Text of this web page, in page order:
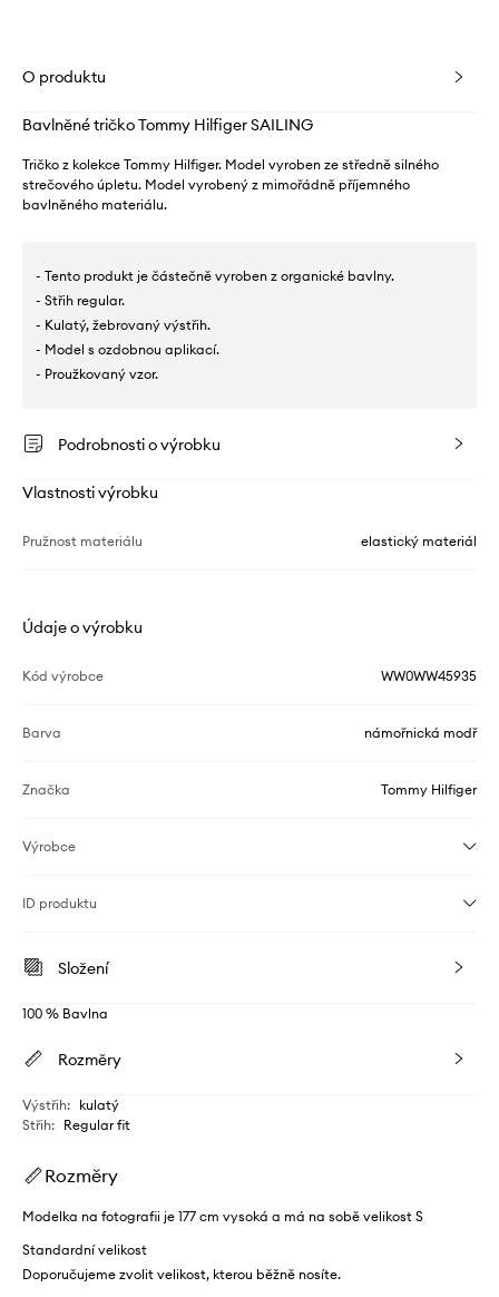
O produktu
Bavlněné tričko Tommy Hilfiger SAILING
Tričko z kolekce Tommy Hilfiger. Model vyroben ze středně silného
strečového úpletu. Model vyrobený z mimořádně příjemného
bavlněného materiálu.
- Tento produkt je částečně vyroben z organické bavlny.
- Střih regular.
- Kulatý, žebrovaný výstřih.
- Model s ozdobnou aplikací.
- Proužkovaný vzor.
Podrobnosti o výrobku
Vlastnosti výrobku
Pružnost materiálu elastický materiál
Údaje o výrobku
Kód výrobce WW0WW45935
Barva námořnická modř
Značka Tommy Hilfiger
Výrobce
ID produktu
Složení
100 % Bavlna
Rozměry
Výstřih: kulatý
Střih: Regular fit
Rozměry
Modelka na fotografii je 177 cm vysoká a má na sobě velikost S
Standardní velikost
Doporučujeme zvolit velikost, kterou běžně nosíte.